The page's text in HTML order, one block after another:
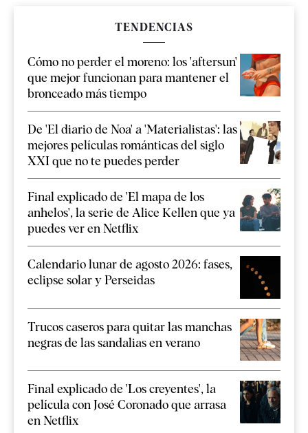
TENDENCIAS
Cómo no perder el moreno: los 'aftersun'
que mejor funcionan para mantener el
bronceado más tiempo
De 'El diario de Noa' a 'Materialistas': las
mejores películas románticas del siglo
XXI que no te puedes perder
Final explicado de 'El mapa de los
anhelos', la serie de Alice Kellen que ya
puedes ver en Netflix
Calendario lunar de agosto 2026: fases,
eclipse solar y Perseidas
Trucos caseros para quitar las manchas
negras de las sandalias en verano
Final explicado de 'Los creyentes', la
película con José Coronado que arrasa
en Netflix